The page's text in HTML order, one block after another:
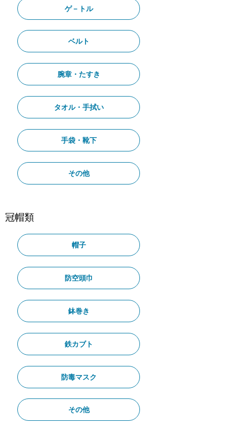
ゲ－トル
ベルト
腕章・たすき
タオル・手拭い
手袋・靴下
その他
冠帽類
帽子
防空頭巾
鉢巻き
鉄カブト
防毒マスク
その他